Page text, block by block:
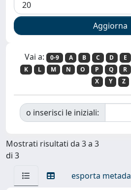
Vai a: 0-9 A B C D E
K
L M N O P Q R
X
Y Z
o inserisci le iniziali:
Mostrati risultati da 3 a 3
di 3
esporta